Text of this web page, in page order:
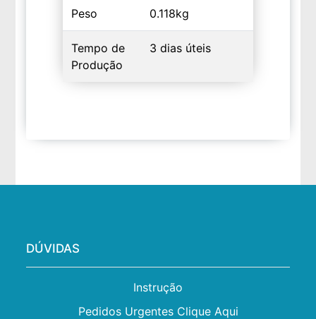
Peso 0.118kg
Tempo de
Produção
3 dias úteis
DÚVIDAS
Instrução
Pedidos Urgentes Clique Aqui